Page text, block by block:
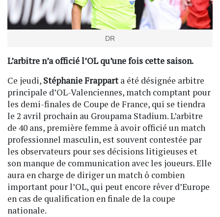
DR
L’arbitre n’a officié l’OL qu’une fois cette saison.
Ce jeudi, Stéphanie Frapparta été désignée arbitre
principale d’OL-Valenciennes, match comptant pour
les demi-finales de Coupe de France, qui se tiendra
le 2 avril prochain au Groupama Stadium. L’arbitre
de 40 ans, première femme à avoir officié un match
professionnel masculin, est souvent contestée par
les observateurs pour ses décisions litigieuses et
son manque de communication avec les joueurs. Elle
aura en charge de diriger un match ô combien
important pour l’OL, qui peut encore rêver d’Europe
en cas de qualification en finale de la coupe
nationale.